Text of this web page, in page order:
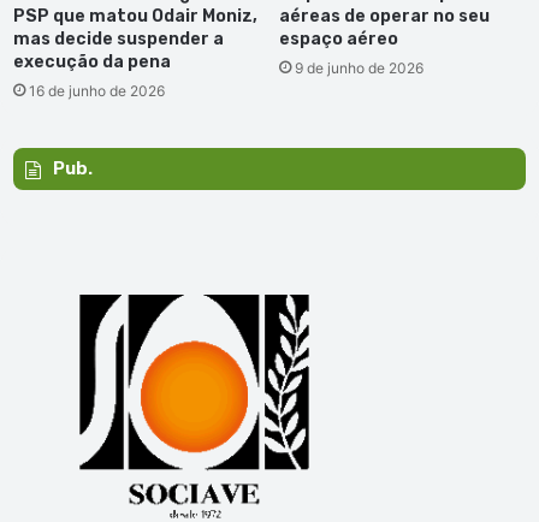
PSP que matou Odair Moniz,
mas decide suspender a
execução da pena
16 de junho de 2026
aéreas de operar no seu
espaço aéreo
9 de junho de 2026
Pub.